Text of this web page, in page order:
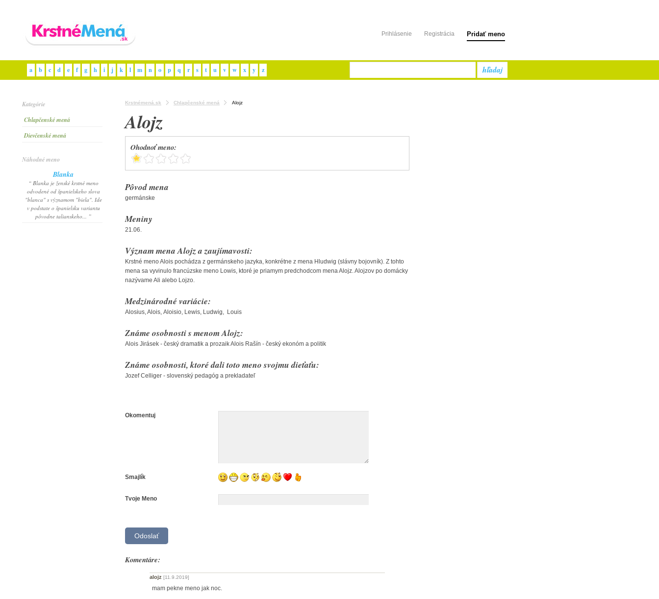
Prihlásenie Registrácia Pridať meno
a b c d e f g h i j k l m n o p q r s t u v w x y z hľadaj
Kategórie
Chlapčenské mená
Dievčenské mená
Náhodné meno
Blanka
“ Blanka je ženské krstné meno
odvodené od španielskeho slova
"blanca" s významom "biela". Ide
v podstate o španielsku variantu
pôvodne talianskeho... ”
Krstnémená.sk Chlapčenské mená Alojz
Alojz
Ohodnoť meno:
Pôvod mena
germánske
Meniny
21.06.
Význam mena Alojz a zaujímavosti:
Krstné meno Alois pochádza z germánskeho jazyka, konkrétne z mena Hludwig (slávny bojovník). Z tohto
mena sa vyvinulo francúzske meno Lowis, ktoré je priamym predchodcom mena Alojz. Alojzov po domácky
nazývame Ali alebo Lojzo.
Medzinárodné variácie:
Alosius, Alois, Aloisio, Lewis, Ludwig, Louis
Známe osobnosti s menom Alojz:
Alois Jirásek - český dramatik a prozaik Alois Rašín - český ekonóm a politik
Známe osobnosti, ktoré dali toto meno svojmu dieťaťu:
Jozef Celliger - slovenský pedagóg a prekladateľ
Okomentuj
Smajlík
Tvoje Meno
Komentáre:
alojz [11.9.2019]
mam pekne meno jak noc.